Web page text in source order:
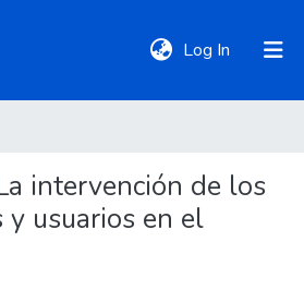
Log In (current)
intervención de los
y usuarios en el